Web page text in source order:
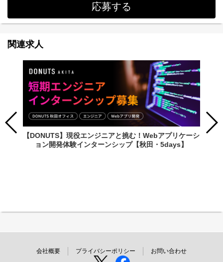
応募する
関連求人
【DONUTS】現役エンジニアと挑む！Webアプリケーシ
ョン開発体験インターンシップ【秋田・5days】
会社概要 プライバシーポリシー お問い合わせ